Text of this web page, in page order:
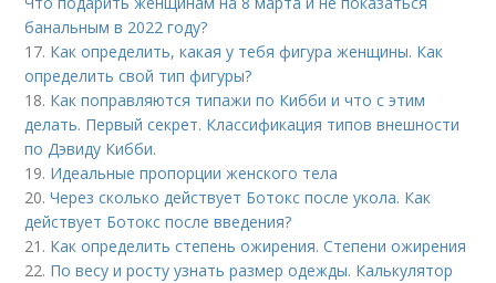
банальным в 2022 году?
17. Как определить, какая у тебя фигура женщины. Как
определить свой тип фигуры?
18. Как поправляются типажи по Кибби и что с этим
делать. Первый секрет. Классификация типов внешности
по Дэвиду Кибби.
19. Идеальные пропорции женского тела
20.Через сколько действует Ботокс после укола. Как
действует Ботокс после введения?
21. Как определить степень ожирения. Степени ожирения
22. По весу и росту узнать размер одежды. Калькулятор